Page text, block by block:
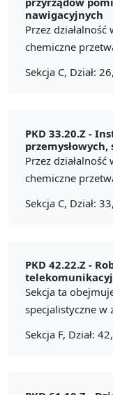
nawigacyjnych
Przez
chemiczne
Sekcja C, Dział:
PKD 33.20.Z -
Przez
chemiczne
Sekcja C, Dział:
PKD 42.22.Z -
Sekcja ta
specjalistyczne w
Sekcja F, Dział: